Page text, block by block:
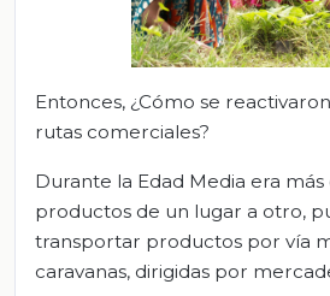
Entonces, ¿Cómo se
rutas comerciales?
Durante la Edad Media era
productos de un lugar a otro,
transportar productos por vía
caravanas, dirigidas por